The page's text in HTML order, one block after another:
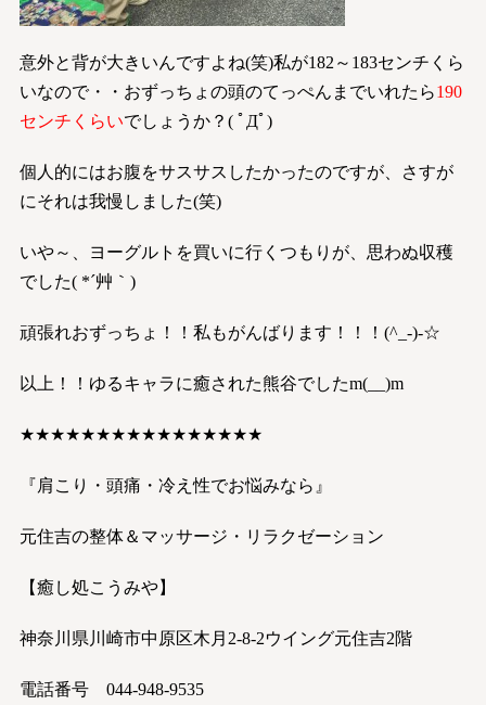
意外と背が大きいんですよね(笑)私が182～183センチくら
いなので・・おずっちょの頭のてっぺんまでいれたら190
センチくらいでしょうか？( ﾟДﾟ)
個人的にはお腹をサスサスしたかったのですが、さすが
にそれは我慢しました(笑)
いや～、ヨーグルトを買いに行くつもりが、思わぬ収穫
でした( *´艸｀)
頑張れおずっちょ！！私もがんばります！！！(^_-)-☆
以上！！ゆるキャラに癒された熊谷でしたm(__)m
★★★★★★★★★★★★★★★★
『肩こり・頭痛・冷え性でお悩みなら』
元住吉の整体＆マッサージ・リラクゼーション
【癒し処こうみや】
神奈川県川崎市中原区木月2-8-2ウイング元住吉2階
電話番号 044-948-9535